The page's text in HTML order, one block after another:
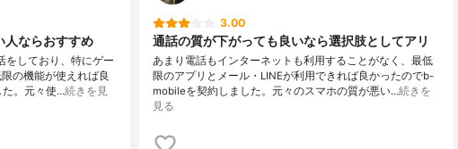
人ならおすすめ
をしており、特にゲー
の機能が使えれば良
た。元々使…続きを見
3.00
通話の質が下がっても良いなら選択肢としてアリ
あまり電話もインターネットも利用することがなく、最低
限のアプリとメール・LINEが利用できれば良かったのでb-
mobileを契約しました。元々のスマホの質が悪い…続きを
見る